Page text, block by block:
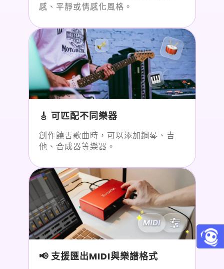
感、平靜或情感化風格。
🎸 可匹配不同樂器
創作饒舌歌曲時，可以添加鋼琴、吉
他、合成器等樂器。
📢 支援匯出MIDI與樂譜格式